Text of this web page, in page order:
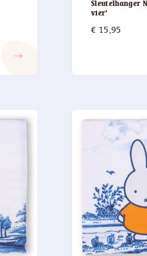
east
Sleutelhanger
vier’
€ 15,95